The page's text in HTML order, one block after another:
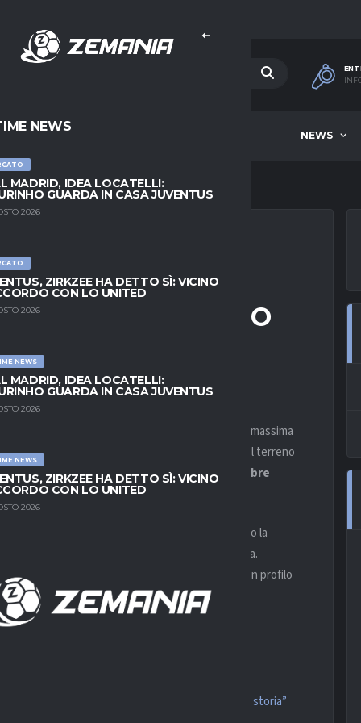
NEWS
NEWS
MADRID, IDEA LOCATELLI:
GUARDA IN CASA JUVENTUS
2026
ZIRKZEE HA DETTO SÌ: VICINO
CON LO UNITED
2026
NEWS
MADRID, IDEA LOCATELLI:
GUARDA IN CASA JUVENTUS
2026
NEWS
ZIRKZEE HA DETTO SÌ: VICINO
CON LO UNITED
2026
PER LA PORTA:
A PARAMETRO
di muoversi sul mercato con largo anticipo e massima
“, infatti, i nerazzurri avrebbero iniziato a sondare il terreno
è squalificato per doping sino a Novembre
non vuole rinnovare il suo contratto e per questo la
zero nella prossima sessione di mercato estiva.
e l’ Inter vuole farsi trovare pronta, prendendo un profilo
miei mezzi. C’è stanchezza ma…”
pronti. Nessuna mancanza di rispetto, conosco la storia”